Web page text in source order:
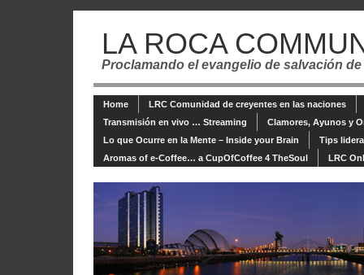
LA ROCA
Proclamando el evangelio de salvación
Home
LRC Comunidad de creyentes en las naciones
Transmisión en vivo … Streaming
Clamores, Ayunos y
Lo que Ocurre en la Mente – Inside your Brain
Tips
Aromas of e-Coffee… a CupOfCoffee 4 TheSoul
LRC